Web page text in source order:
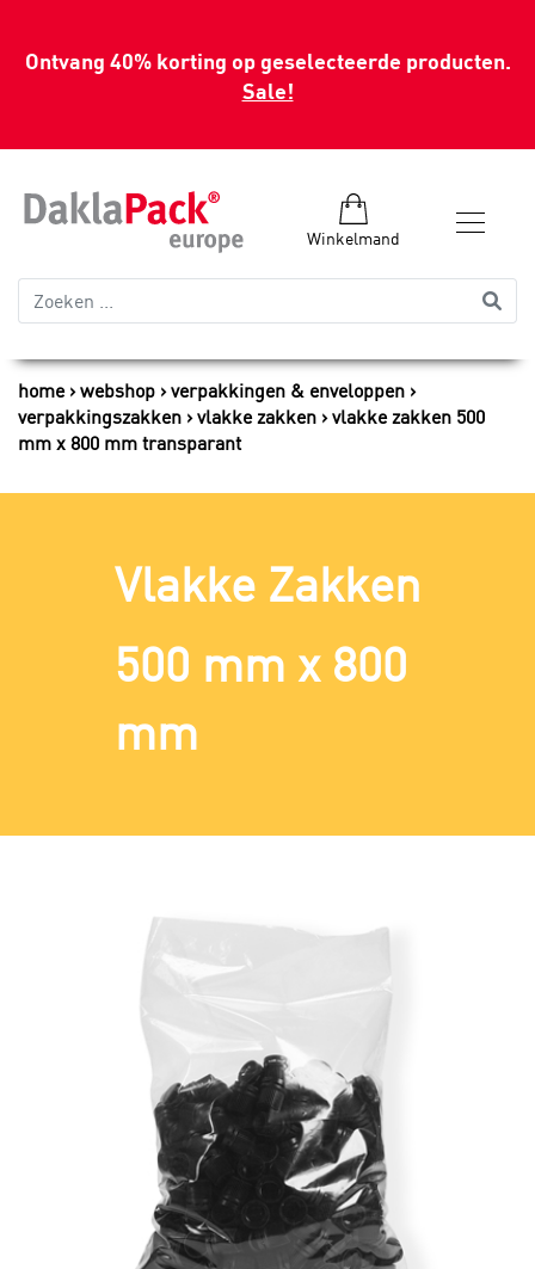
Ontvang 40% korting op geselecteerde producten.
Sale!
Winkelmand
home webshop
verpakkingen & enveloppen
verpakkingszakken
vlakke zakken
vlakke zakken 500
mm x 800 mm transparant
Vlakke Zakken
500 mm x 800
mm